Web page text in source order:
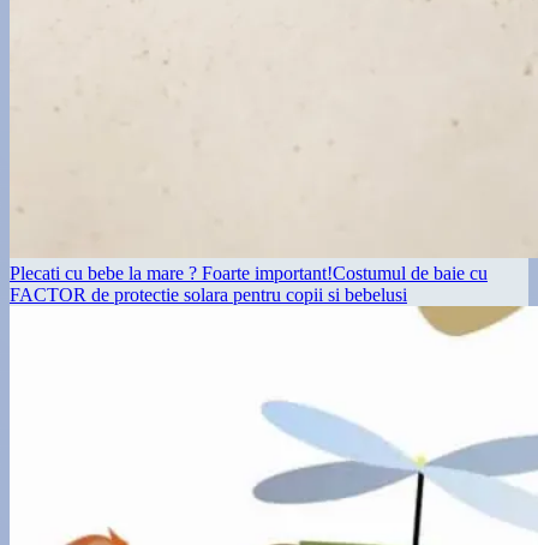
Plecati cu bebe la mare ? Foarte important!Costumul de baie cu
FACTOR de protectie solara pentru copii si bebelusi